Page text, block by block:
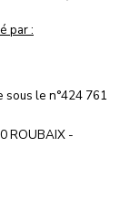
par :
sous le n°424 761
ROUBAIX -